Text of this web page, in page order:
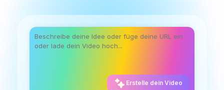
Erstelle dein Video